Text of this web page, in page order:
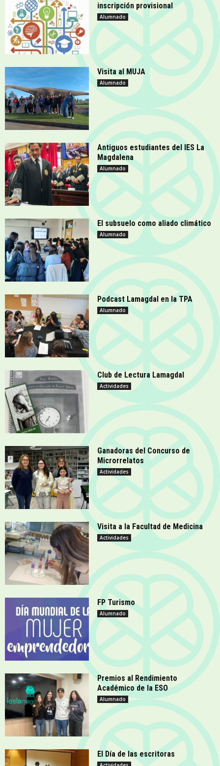
inscripción provisional
Alumnado
Visita al MUJA
Alumnado
Antiguos estudiantes del IES La
Magdalena
Alumnado
El subsuelo como aliado climático
Alumnado
Podcast Lamagdal en la TPA
Alumnado
Club de Lectura Lamagdal
Actividades
Ganadoras del Concurso de
Microrrelatos
Actividades
Visita a la Facultad de Medicina
Actividades
FP Turismo
Alumnado
Premios al Rendimiento
Académico de la ESO
Alumnado
El Día de las escritoras